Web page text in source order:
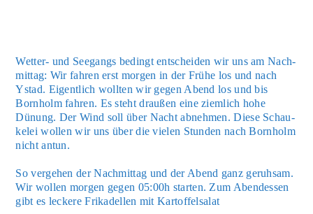
Wet­ter- und See­gangs bedingt ent­schei­den wir uns am Nach­
mit­tag: Wir fah­ren erst mor­gen in der Frü­he los und nach
Ystad. Eigent­lich woll­ten wir gegen Abend los und bis
Born­holm fah­ren. Es steht drau­ßen eine ziem­lich hohe
Dünung. Der Wind soll über Nacht abneh­men. Die­se Schau­
ke­lei wol­len wir uns über die vie­len Stun­den nach Born­holm
nicht antun.
So ver­ge­hen der Nach­mit­tag und der Abend ganz geruh­sam.
Wir wol­len mor­gen gegen 05:00h star­ten. Zum Abend­essen
gibt es lecke­re Fri­ka­del­len mit Kar­tof­fel­sa­lat